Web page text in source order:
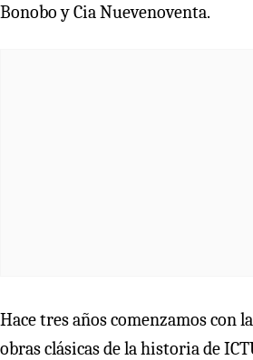
Bonobo y Cia Nuevenoventa.
Hace tres años comenzamos con
obras clásicas de la historia de